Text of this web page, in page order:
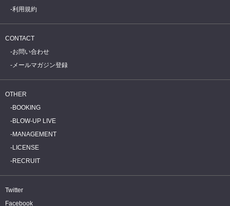
利用規約
CONTACT
お問い合わせ
メールマガジン登録
OTHER
BOOKING
BLOW-UP LIVE
MANAGEMENT
LICENSE
RECRUIT
Twitter
Facebook